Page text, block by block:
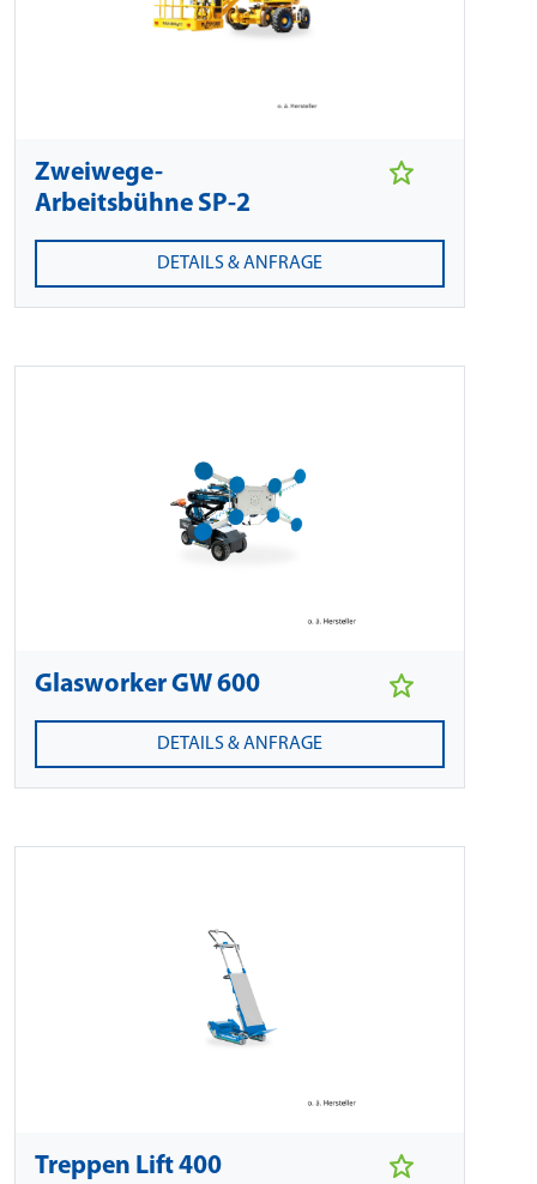
Zweiwege-
Arbeitsbühne SP-2
DETAILS & ANFRAGE
Glasworker GW 600
DETAILS & ANFRAGE
Treppen Lift 400